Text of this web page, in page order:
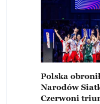
Polska
Narodów
Czerwoni